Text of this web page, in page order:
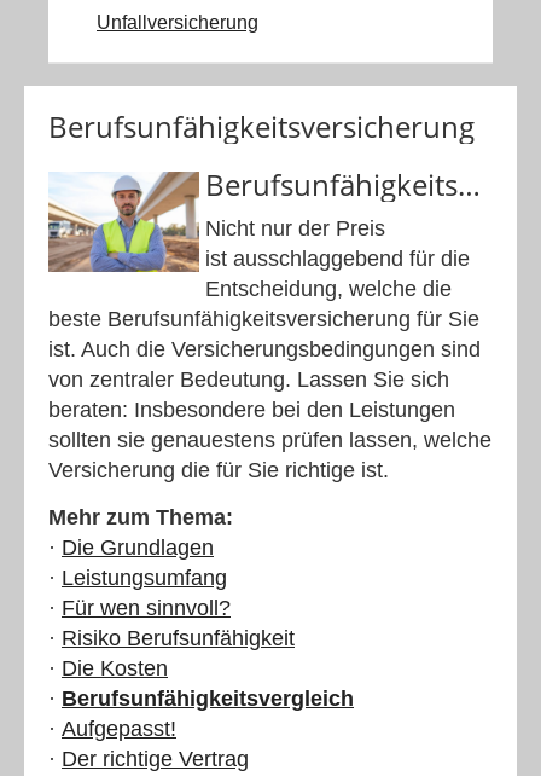
Unfallversicherung
Berufsunfähigkeitsversicherung
Berufsunfähigkeitsvergleich
Nicht nur der Preis
ist ausschlaggebend für die
Entscheidung, welche die
beste Berufsunfähigkeitsversicherung für Sie
ist. Auch die Versicherungsbedingungen sind
von zentraler Bedeutung. Lassen Sie sich
beraten: Insbesondere bei den Leistungen
sollten sie genauestens prüfen lassen, welche
Versicherung die für Sie richtige ist.
Mehr zum Thema:
· Die Grundlagen
· Leistungsumfang
· Für wen sinnvoll?
· Risiko Berufsunfähigkeit
· Die Kosten
· Berufsunfähigkeitsvergleich
· Aufgepasst!
· Der richtige Vertrag